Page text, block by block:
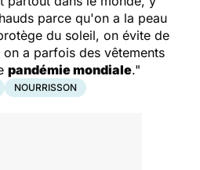
parce qu'on a la peau
du soleil, on évite de
a parfois des vêtements
pandémie mondiale."
NOURRISSON